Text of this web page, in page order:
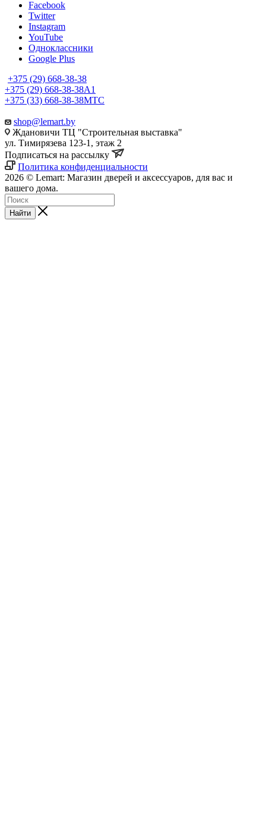
Facebook
Twitter
Instagram
YouTube
Одноклассники
Google Plus
+375 (29) 668-38-38
+375 (29) 668-38-38A1
+375 (33) 668-38-38МТС
shop@lemart.by
Ждановичи ТЦ "Строительная выставка"
ул. Тимирязева 123-1, этаж 2
Подписаться на рассылку
Политика конфиденциальности
2026 © Lemart: Магазин дверей и аксессуаров, для вас и
вашего дома.
Найти